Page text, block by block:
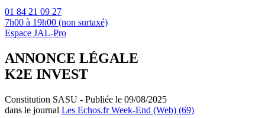
01 84 21 09 27
7h00 à 19h00 (non surtaxé)
Espace JAL-Pro
ANNONCE LÉGALE
K2E INVEST
Constitution SASU - Publiée le 09/08/2025
dans le journal Les Echos.fr Week-End (Web) (69)